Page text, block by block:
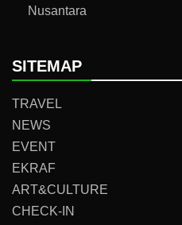
Nusantara
SITEMAP
TRAVEL
NEWS
EVENT
EKRAF
ART&CULTURE
CHECK-IN